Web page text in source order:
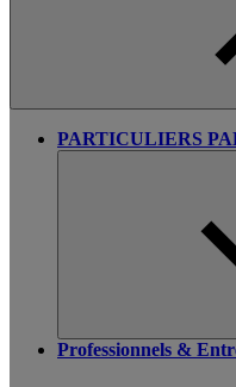
PARTICULIERS
Professionnels &